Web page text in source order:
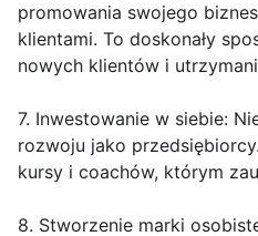
promowania swojego
klientami. To doskonały
nowych klientów i
7. Inwestowanie w siebie:
rozwoju jako
kursy i coachów, którym
8. Stworzenie marki